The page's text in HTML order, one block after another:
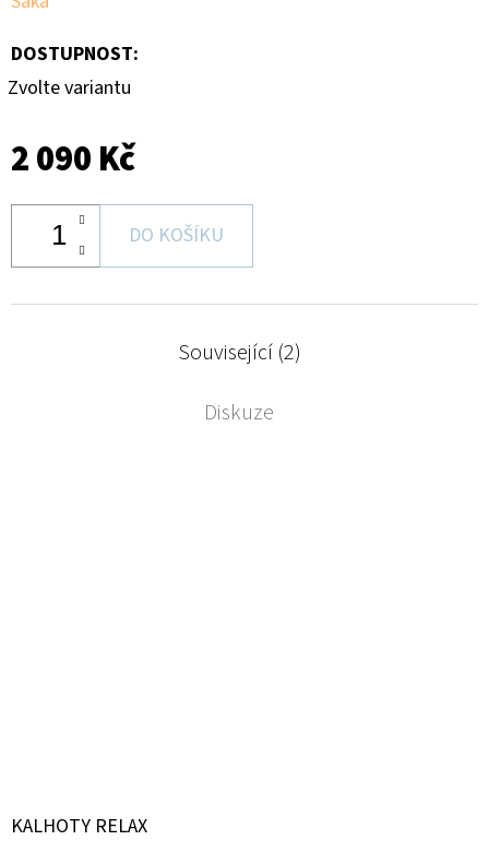
DOSTUPNOST:
Zvolte variantu
2 090 Kč
DO KOŠÍKU
Související (2)
Diskuze
KALHOTY RELAX